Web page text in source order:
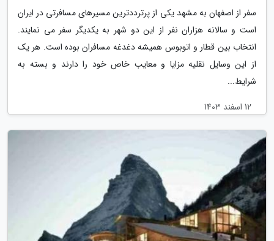
سفر از اصفهان به مشهد یکی از پرترددترین مسیرهای مسافرتی در ایران
است و سالانه هزاران نفر از این دو شهر به یکدیگر سفر می نمایند.
انتخاب بین قطار و اتوبوس همیشه دغدغه مسافران بوده است. هر یک
از این وسایل نقلیه مزایا و معایب خاص خود را دارند و بسته به
شرایط...
12 اسفند 1403